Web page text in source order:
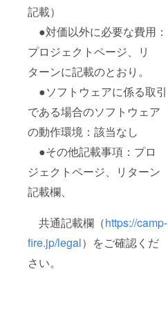
記載）
●対価以外に必要な費用：
プロジェクトページ、リ
ターンに記載のとおり。
●ソフトウェアに係る取引
である場合のソフトウェア
の動作環境：該当なし
●その他記載事項：プロ
ジェクトページ、リターン
記載欄、
共通記載欄（https://camp-
fire.jp/legal）をご確認くだ
さい。